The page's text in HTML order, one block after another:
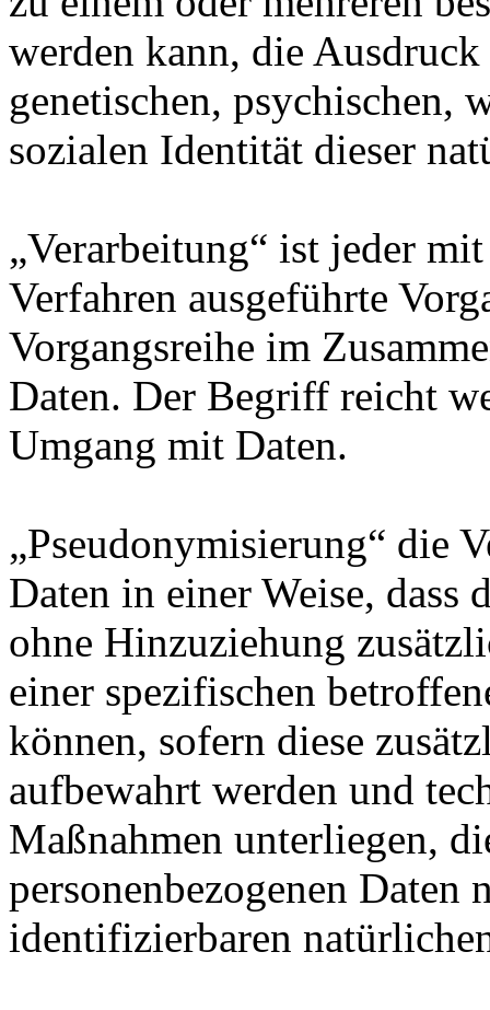
werden kann, die
genetischen, psychischen,
sozialen Identität dieser
„Verarbeitung“ ist jeder
Verfahren ausgeführte
Vorgangsreihe im
Daten. Der Begriff reicht
Umgang mit Daten.
„Pseudonymisierung“ die
Daten in einer Weise, dass
ohne Hinzuziehung
einer spezifischen
können, sofern diese
aufbewahrt werden und
Maßnahmen unterliegen,
personenbezogenen
identifizierbaren